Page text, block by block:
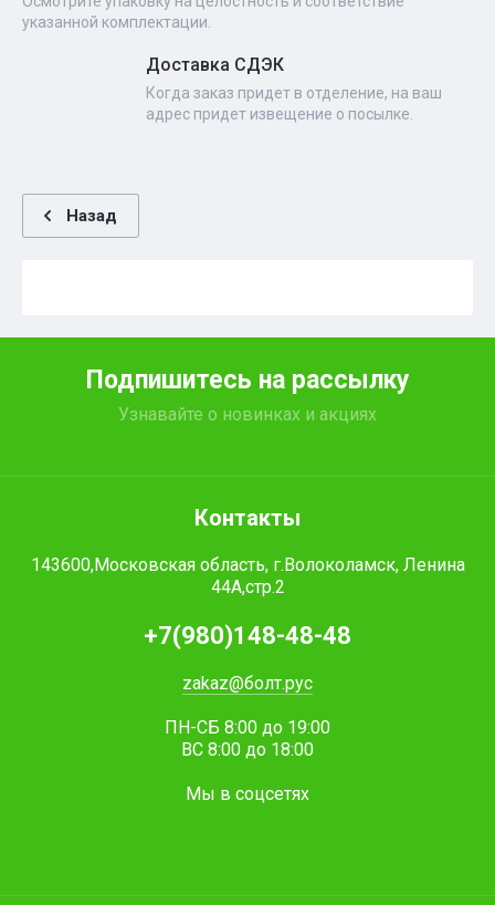
указанной комплектации.
Доставка СДЭК
Когда заказ придет в отделение, на ваш
адрес придет извещение о посылке.
Назад
Подпишитесь на рассылку
Узнавайте о новинках и акциях
Контакты
143600,Московская область, г.Волоколамск, Ленина
44А,стр.2
+7(980)148-48-48
zakaz@болт.рус
ПН-СБ 8:00 до 19:00
ВС 8:00 до 18:00
Мы в соцсетях